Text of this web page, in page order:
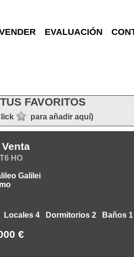
EVALUACIÓN
TUS FAVORITOS
para añadir aquí)
HO
Galilei
Locales 4 Dormitorios 2 Baños 1
€